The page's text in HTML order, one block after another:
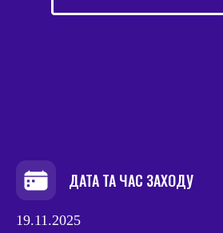
ДАТА ТА ЧАС ЗАХОДУ
19.11.2025